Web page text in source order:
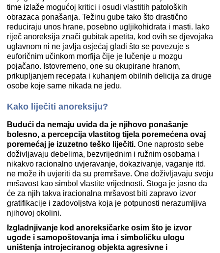
time izlaže mogućoj kritici i osudi vlastitih patoloških
obrazaca ponašanja. Težinu gube tako što drastično
reduciraju unos hrane, posebno ugljikohidrata i masti. Iako
riječ anoreksija znači gubitak apetita, kod ovih se djevojaka
uglavnom ni ne javlja osjećaj gladi što se povezuje s
euforičnim učinkom morfija čije je lučenje u mozgu
pojačano. Istovremeno, one su okupirane hranom,
prikupljanjem recepata i kuhanjem obilnih delicija za druge
osobe koje same nikada ne jedu.
Kako liječiti anoreksiju?
Budući da nemaju uvida da je njihovo ponašanje
bolesno, a percepcija vlastitog tijela poremećena ovaj
poremećaj je izuzetno teško liječiti. One naprosto sebe
doživljavaju debelima, bezvrijednim i ružnim osobama i
nikakvo racionalno uvjeravanje, dokazivanje, vaganje itd.
ne može ih uvjeriti da su premršave. One doživljavaju svoju
mršavost kao simbol vlastite vrijednosti. Stoga je jasno da
će za njih takva iracionalna mršavost biti zapravo izvor
gratifikacije i zadovoljstva koja je potpunosti nerazumljiva
njihovoj okolini.
Izgladnjivanje kod anoreksičarke osim što je izvor
ugode i samopoštovanja ima i simboličku ulogu
uništenja introjeciranog objekta agresivne i